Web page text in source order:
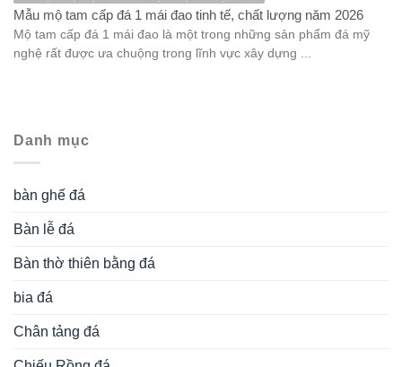
Mẫu mộ tam cấp đá 1 mái đao tinh tế, chất lượng năm 2026
Mộ tam cấp đá 1 mái đao là một trong những sản phẩm đá mỹ
nghệ rất được ưa chuộng trong lĩnh vực xây dựng ...
Danh mục
bàn ghế đá
Bàn lễ đá
Bàn thờ thiên bằng đá
bia đá
Chân tảng đá